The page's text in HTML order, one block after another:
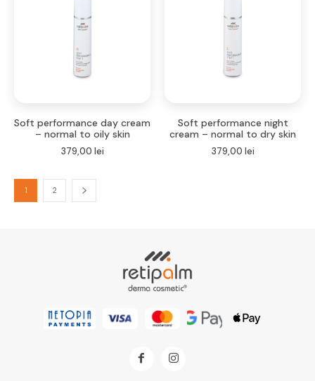
Soft performance day cream
– normal to oily skin
379,00 lei
Soft performance night
cream – normal to dry skin
379,00 lei
1 2